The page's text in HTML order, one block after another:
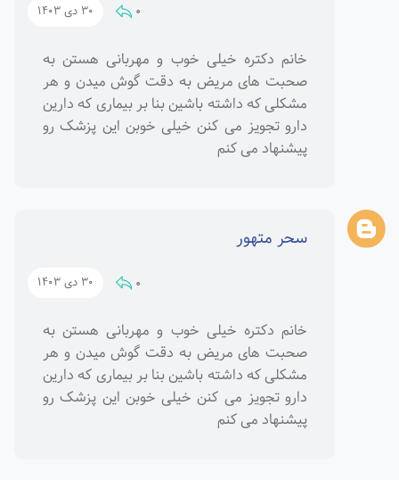
0 30 دی 1403
خانم دکتره خیلی خوب و مهربانی هستن به
صحبت های مریض به دقت گوش میدن و هر
مشکلی که داشته باشین بنا بر بیماری که دارین
دارو تجویز می کنن خیلی خوبن این پزشک رو
پیشنهاد می کنم
سحر متهور
0 30 دی 1403
خانم دکتره خیلی خوب و مهربانی هستن به
صحبت های مریض به دقت گوش میدن و هر
مشکلی که داشته باشین بنا بر بیماری که دارین
دارو تجویز می کنن خیلی خوبن این پزشک رو
پیشنهاد می کنم